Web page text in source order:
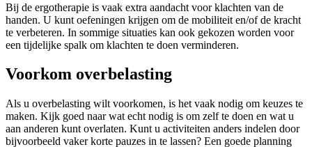
Bij de ergotherapie is vaak extra aandacht voor klachten van de
handen. U kunt oefeningen krijgen om de mobiliteit en/of de kracht
te verbeteren. In sommige situaties kan ook gekozen worden voor
een tijdelijke spalk om klachten te doen verminderen.
Voorkom overbelasting
Als u overbelasting wilt voorkomen, is het vaak nodig om keuzes te
maken. Kijk goed naar wat echt nodig is om zelf te doen en wat u
aan anderen kunt overlaten. Kunt u activiteiten anders indelen door
bijvoorbeeld vaker korte pauzes in te lassen? Een goede planning